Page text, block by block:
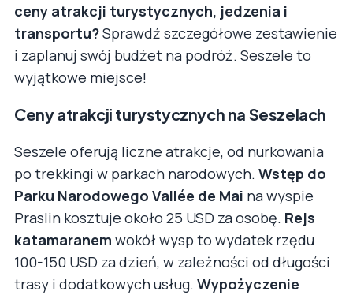
ceny atrakcji turystycznych, jedzenia i
transportu?Sprawdź szczegółowe zestawienie
i zaplanuj swój budżet na podróż. Seszele to
wyjątkowe miejsce!
Ceny atrakcji turystycznych na Seszelach
Seszele oferują liczne atrakcje, od nurkowania
po trekkingi w parkach narodowych. Wstęp do
Parku Narodowego Vallée de Mai na wyspie
Praslin kosztuje około 25 USD za osobę. Rejs
katamaranem wokół wysp to wydatek rzędu
100-150 USD za dzień, w zależności od długości
trasy i dodatkowych usług. Wypożyczenie